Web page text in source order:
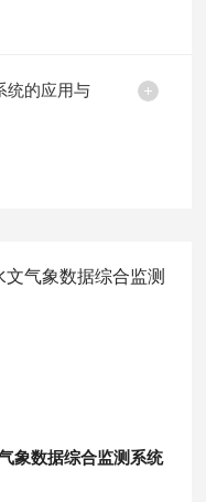
统的应用与
象数据综合监测系统